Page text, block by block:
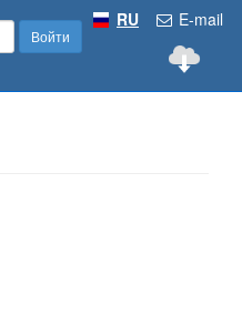
E-mail
RU
Войти